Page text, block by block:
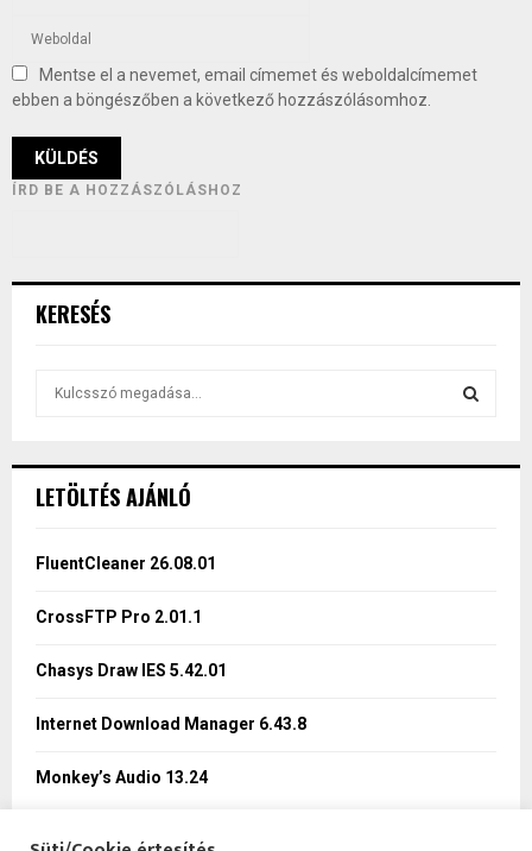
Mentse el a nevemet, email címemet és weboldalcímemet
ebben a böngészőben a következő hozzászólásomhoz.
ÍRD BE A HOZZÁSZÓLÁSHOZ
KERESÉS
h
o
:
LETÖLTÉS AJÁNLÓ
FluentCleaner 26.08.01
CrossFTP Pro 2.01.1
Chasys Draw IES 5.42.01
Internet Download Manager 6.43.8
Monkey’s Audio 13.24